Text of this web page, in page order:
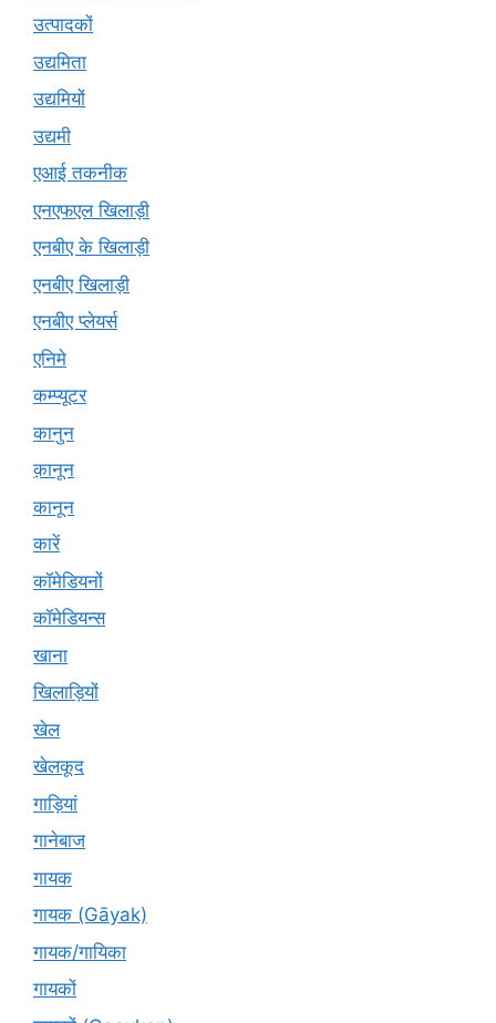
उत्पादकों
उद्यमिता
उद्यमियों
उद्यमी
एआई तकनीक
एनएफएल खिलाड़ी
एनबीए के खिलाड़ी
एनबीए खिलाड़ी
एनबीए प्लेयर्स
एनिमे
कम्प्यूटर
कानुन
क़ानून
कानून
कारें
कॉमेडियनों
कॉमेडियन्स
खाना
खिलाड़ियों
खेल
खेलकूद
गाड़ियां
गानेबाज
गायक
गायक (Gāyak)
गायक/गायिका
गायकों